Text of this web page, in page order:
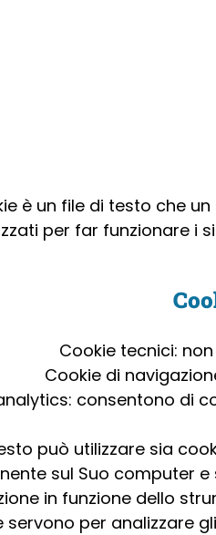
è un file di testo che
per far funzionare i
Cookie tecnici:
Cookie di
consentono di
può utilizzare sia
sul Suo computer
in funzione dello
servono per analizzare